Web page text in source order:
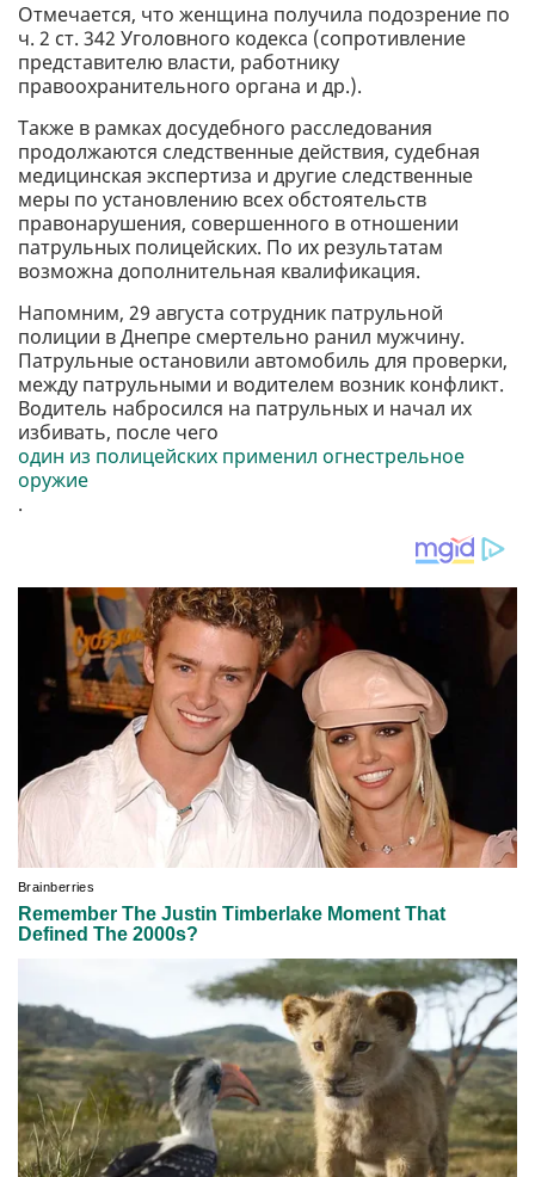
Отмечается, что женщина получила подозрение по
ч. 2 ст. 342 Уголовного кодекса (сопротивление
представителю власти, работнику
правоохранительного органа и др.).
Также в рамках досудебного расследования
продолжаются следственные действия, судебная
медицинская экспертиза и другие следственные
меры по установлению всех обстоятельств
правонарушения, совершенного в отношении
патрульных полицейских. По их результатам
возможна дополнительная квалификация.
Напомним, 29 августа сотрудник патрульной
полиции в Днепре смертельно ранил мужчину.
Патрульные остановили автомобиль для проверки,
между патрульными и водителем возник конфликт.
Водитель набросился на патрульных и начал их
избивать, после чего
один из полицейских применил огнестрельное
оружие
.